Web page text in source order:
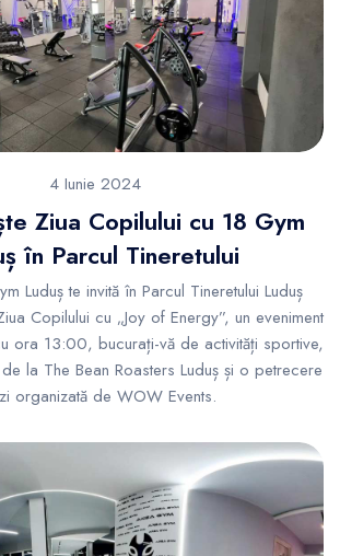
4 Iunie 2024
Ziua Copilului cu 18 Gym
în Parcul Tineretului
Luduș te invită în Parcul Tineretului Luduș
Copilului cu „Joy of Energy”, un eveniment
ora 13:00, bucurați-vă de activități sportive,
la The Bean Roasters Luduș și o petrecere
organizată de WOW Events.